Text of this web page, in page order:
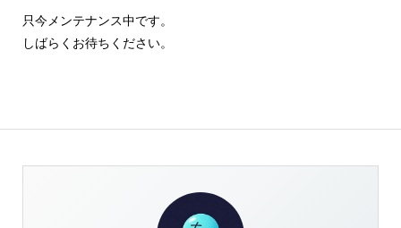
只今メンテナンス中です。
しばらくお待ちください。